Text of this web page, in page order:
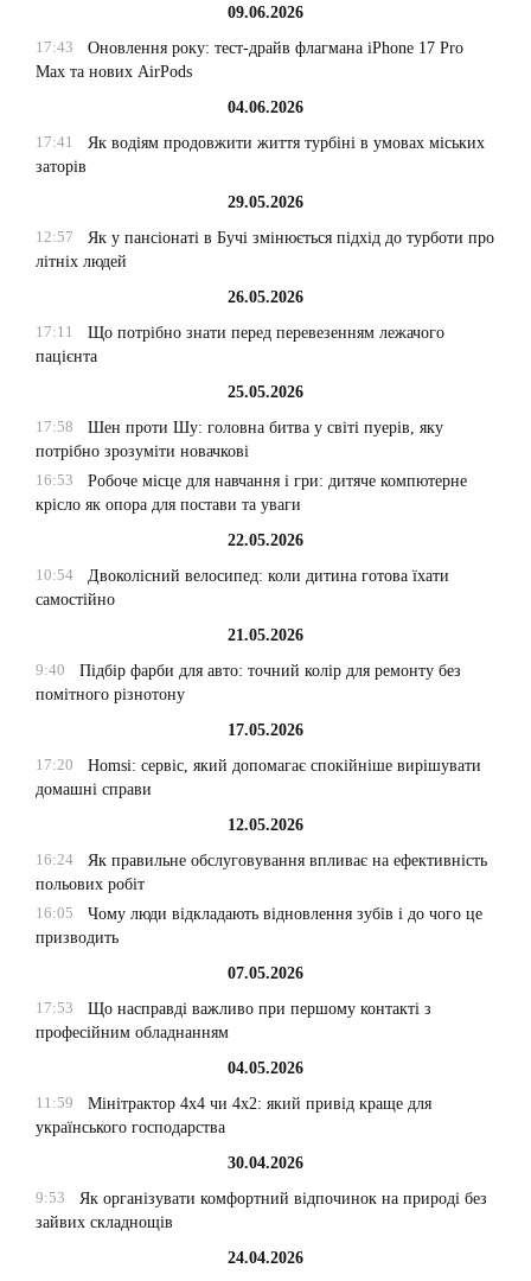
09.06.2026
17:43
Оновлення року: тест-драйв флагмана iPhone 17 Pro
Max та нових AirPods
04.06.2026
17:41
Як водіям продовжити життя турбіні в умовах міських
заторів
29.05.2026
12:57
Як у пансіонаті в Бучі змінюється підхід до турботи про
літніх людей
26.05.2026
17:11
Що потрібно знати перед перевезенням лежачого
пацієнта
25.05.2026
17:58
Шен проти Шу: головна битва у світі пуерів, яку
потрібно зрозуміти новачкові
16:53
Робоче місце для навчання і гри: дитяче компютерне
крісло як опора для постави та уваги
22.05.2026
10:54
Двоколісний велосипед: коли дитина готова їхати
самостійно
21.05.2026
9:40
Підбір фарби для авто: точний колір для ремонту без
помітного різнотону
17.05.2026
17:20
Homsi: сервіс, який допомагає спокійніше вирішувати
домашні справи
12.05.2026
16:24
Як правильне обслуговування впливає на ефективність
польових робіт
16:05
Чому люди відкладають відновлення зубів і до чого це
призводить
07.05.2026
17:53
Що насправді важливо при першому контакті з
професійним обладнанням
04.05.2026
11:59
Мінітрактор 4х4 чи 4х2: який привід краще для
українського господарства
30.04.2026
9:53
Як організувати комфортний відпочинок на природі без
зайвих складнощів
24.04.2026